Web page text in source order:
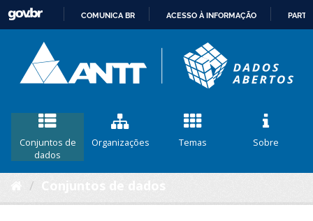
CONTEÚDO
COMUNICA BR ACESSO À INFORMAÇÃO
Conjuntos de
dados
Organizações Temas Sobre